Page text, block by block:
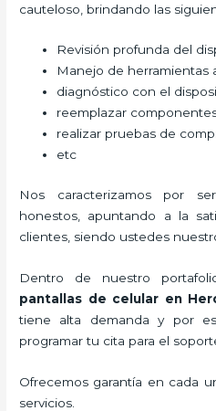
cauteloso, brindando las
Revisión profunda del
Manejo de herramientas
diagnóstico con el
reemplazar
realizar pruebas de
etc
Nos caracterizamos por
honestos, apuntando a la
clientes, siendo ustedes
Dentro de nuestro
pantallas de celular en
tiene alta demanda y por
programar tu cita para el
Ofrecemos garantía en cada
servicios.